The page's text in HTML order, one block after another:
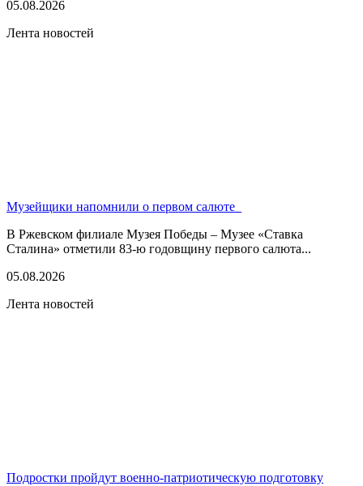
05.08.2026
Лента новостей
Музейщики напомнили о первом салюте
В Ржевском филиале Музея Победы – Музее «Ставка
Сталина» отметили 83-ю годовщину первого салюта...
05.08.2026
Лента новостей
Подростки пройдут военно-патриотическую подготовку